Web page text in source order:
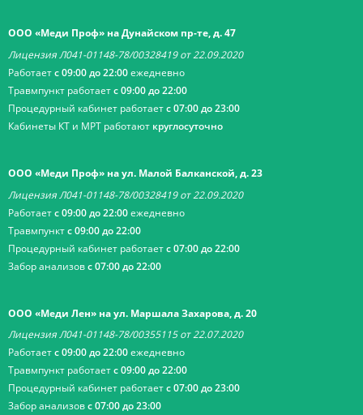
ООО «Меди Проф» на Дунайском пр-те, д. 47
Лицензия Л041-01148-78/00328419 от 22.09.2020
Работаетс 09:00 до 22:00ежедневно
Травмпункт работаетс 09:00 до 22:00
Процедурный кабинет работаетс 07:00 до 23:00
Кабинеты КТ и МРТ работают круглосуточно
ООО «Меди Проф» на ул. Малой Балканской, д. 23
Лицензия Л041-01148-78/00328419 от 22.09.2020
Работаетс 09:00 до 22:00ежедневно
Травмпунктс 09:00 до 22:00
Процедурный кабинет работаетс 07:00 до 22:00
Забор анализовс 07:00 до 22:00
ООО «Меди Лен» на ул. Маршала Захарова, д. 20
Лицензия Л041-01148-78/00355115 от 22.07.2020
Работаетс 09:00 до 22:00ежедневно
Травмпункт работаетс 09:00 до 22:00
Процедурный кабинет работаетс 07:00 до 23:00
Забор анализовс 07:00 до 23:00